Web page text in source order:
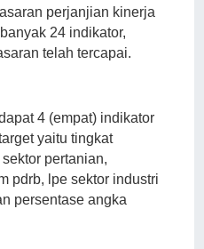
perjanjian kinerja
24 indikator,
telah tercapai.
4 (empat) indikator
yaitu tingkat
pertanian,
pdrb, lpe sektor industri
persentase angka